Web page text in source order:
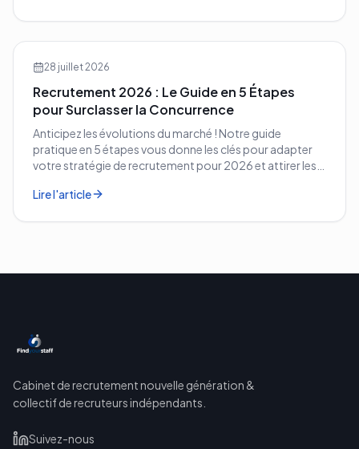
28 juillet 2026
Recrutement 2026 : Le Guide en 5 Étapes
pour Surclasser la Concurrence
Anticipez les évolutions du marché ! Notre guide
pratique en 5 étapes vous donne les clés pour adapter
votre stratégie de recrutement pour 2026 et attirer les
Lire l'article
Cabinet de recrutement nouvelle génération &
collectif de recruteurs indépendants.
Suivez-nous